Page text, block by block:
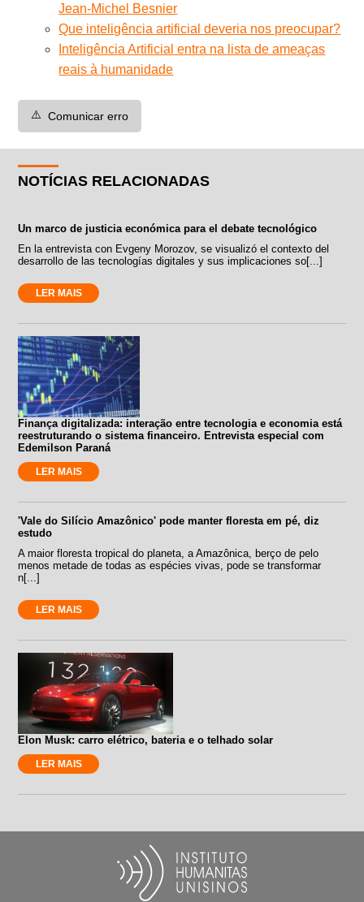
Jean-Michel Besnier
Que inteligência artificial deveria nos preocupar?
Inteligência Artificial entra na lista de ameaças
reais à humanidade
⚠️ Comunicar erro
NOTÍCIAS RELACIONADAS
Un marco de justicia económica para el debate tecnológico
En la entrevista con Evgeny Morozov, se visualizó el contexto del
desarrollo de las tecnologías digitales y sus implicaciones so[...]
LER MAIS
Finança digitalizada: interação entre tecnologia e economia está
reestruturando o sistema financeiro. Entrevista especial com
Edemilson Paraná
LER MAIS
'Vale do Silício Amazônico' pode manter floresta em pé, diz
estudo
A maior floresta tropical do planeta, a Amazônica, berço de pelo
menos metade de todas as espécies vivas, pode se transformar
n[...]
LER MAIS
Elon Musk: carro elétrico, bateria e o telhado solar
LER MAIS